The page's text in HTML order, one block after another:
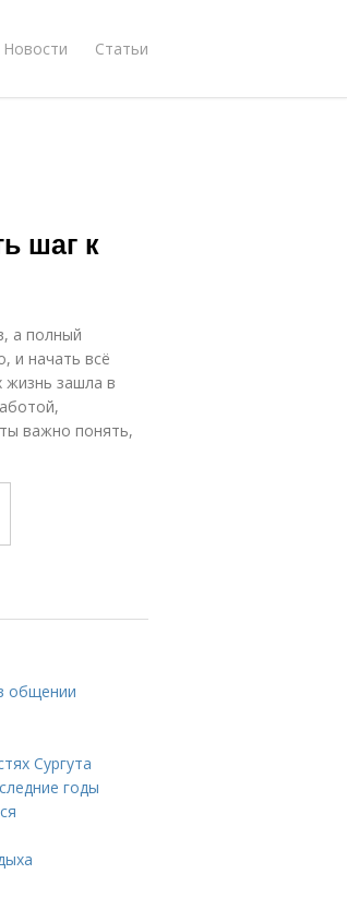
Новости Статьи
шаг к
а полный
и начать всё
жизнь зашла в
важно понять,
общении
Сургута
годы